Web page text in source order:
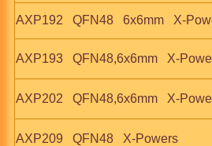
AXP192   QFN48   6x6mm   X-
AXP193   QFN48,6x6mm   X-
AXP202   QFN48,6x6mm   X-
AXP209   QFN48   X-Powers